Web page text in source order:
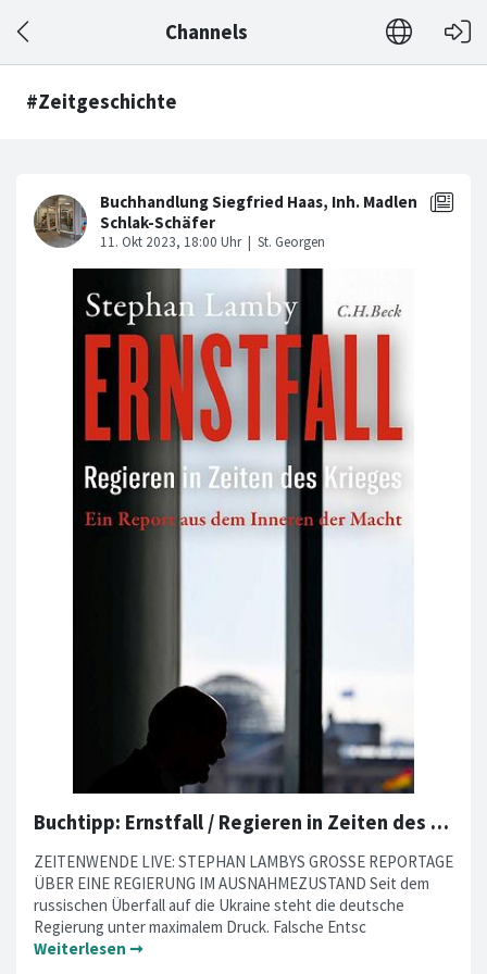
Channels
#Zeitgeschichte
Buchtipp: Ernstfall / Regieren in Zeiten des Krieges
ZEITENWENDE LIVE: STEPHAN LAMBYS GROSSE REPORTAGE
ÜBER EINE REGIERUNG IM AUSNAHMEZUSTAND Seit dem
russischen Überfall auf die Ukraine steht die deutsche
Regierung unter maximalem Druck. Falsche Entsc
Weiterlesen ➞